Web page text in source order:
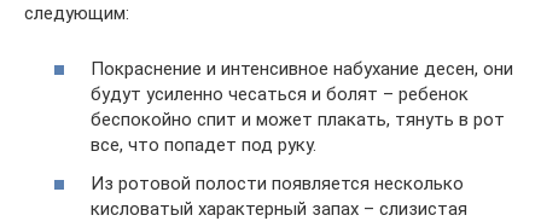
следующим:
Покраснение и интенсивное набухание десен, они
будут усиленно чесаться и болят – ребенок
беспокойно спит и может плакать, тянуть в рот
все, что попадет под руку.
Из ротовой полости появляется несколько
кисловатый характерный запах – слизистая